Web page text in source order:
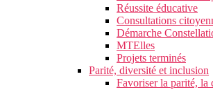
Réussite éducative
Consultations
Démarche
MTElles
Projets terminés
Parité, diversité et inclusion
Favoriser la parité, la